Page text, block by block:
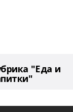
"Еда и